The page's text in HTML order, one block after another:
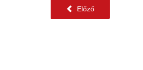
Előző